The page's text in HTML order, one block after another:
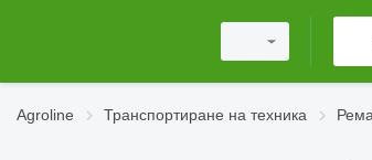
Agroline Транспортиране на техника